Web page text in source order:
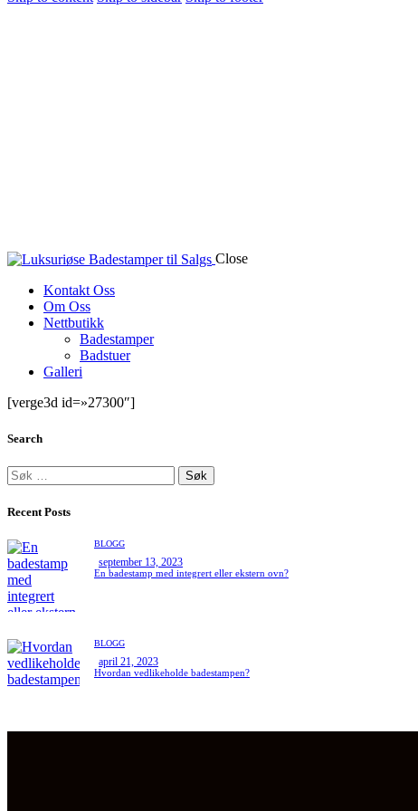
Close
Kontakt Oss
Om Oss
Nettbutikk
Badestamper
Badstuer
Galleri
[verge3d id=»27300″]
Search
Recent Posts
BLOGG
september 13, 2023
En badestamp med integrert eller ekstern ovn?
BLOGG
april 21, 2023
Hvordan vedlikeholde badestampen?